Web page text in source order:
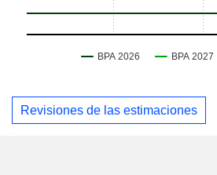
Revisiones de las estimaciones